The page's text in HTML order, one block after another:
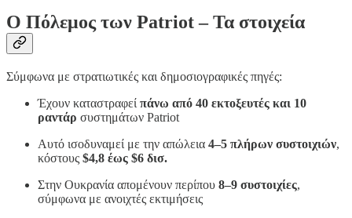
Ο Πόλεμος των Patriot – Τα στοιχεία
Σύμφωνα με στρατιωτικές και δημοσιογραφικές πηγές:
Έχουν καταστραφεί πάνω από 40 εκτοξευτές και 10
ραντάρ συστημάτων Patriot
Αυτό ισοδυναμεί με την απώλεια 4–5 πλήρων συστοιχιών,
κόστους $4,8 έως $6 δισ.
Στην Ουκρανία απομένουν περίπου 8–9 συστοιχίες,
σύμφωνα με ανοιχτές εκτιμήσεις